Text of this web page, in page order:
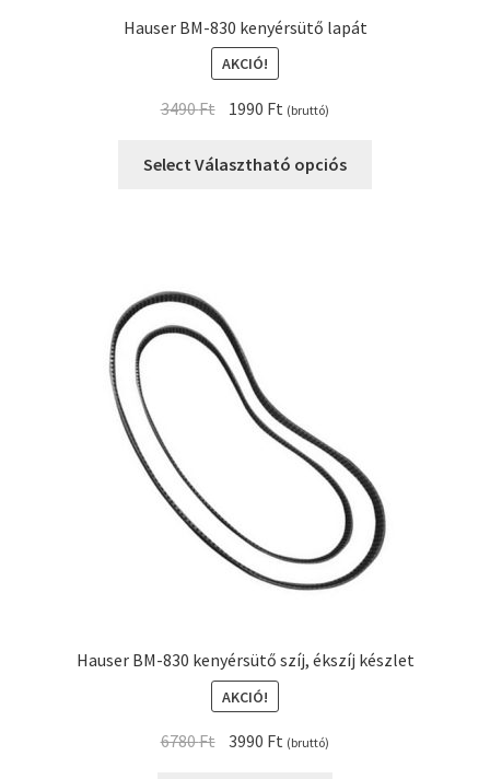
Hauser BM-830 kenyérsütő lapát
AKCIÓ!
3490Ft Original
was:
1990 Ft Current
is:
(bruttó)
Select Választható opciós
Hauser BM-830 kenyérsütő szíj, ékszíj készlet
AKCIÓ!
6780Ft Original
3990 Ft Current
(bruttó)